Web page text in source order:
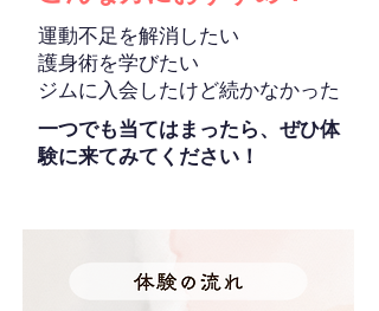
運動不足を解消したい
護身術を学びたい
ジムに入会したけど続かなかった
一つでも当てはまったら、ぜひ体
験に来てみてください！